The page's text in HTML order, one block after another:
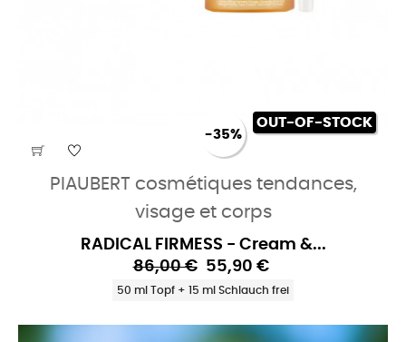
-35%
OUT-OF-STOCK
PIAUBERT cosmétiques tendances,
visage et corps
RADICAL FIRMESS - Cream &...
86,00 € 55,90 €
50 ml Topf + 15 ml Schlauch frei